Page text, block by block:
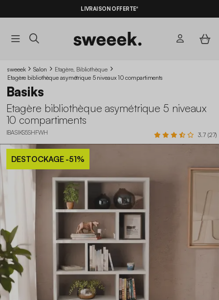
LIVRAISON OFFERTE*
sweeek Salon
Etagère, Bibliothèque
Etagère bibliothèque asymétrique 5 niveaux 10 compartiments
Basiks
Etagère bibliothèque asymétrique 5 niveaux
10 compartiments
IBASIKS5SHFWH 3.7 (27)
DESTOCKAGE-51%